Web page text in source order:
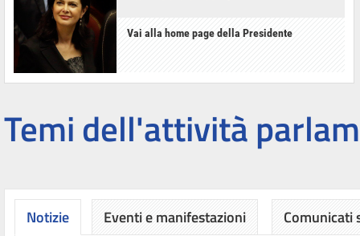
Vai alla home page della Presidente
Temi dell'attività
Notizie Eventi e manifestazioni Comunicati